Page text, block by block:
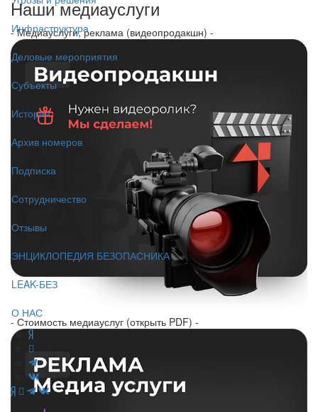
Инфраструктура
Деловые мероприятия
Субъекты
История
Архив номеров
Подписка
Сотрудничество
Отзывы
ЭНЦИКЛОПЕДИЯ БЕЗОПАСНИКА
LEAK-БЕЗ
О НАС
Наши медиауслуги
- Медиауслуги, реклама (видеопродакшн) -
- Стоимость медиауслуг (открыть PDF) -